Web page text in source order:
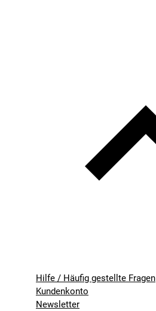
Hilfe / Häufig gestellte Fragen
Kundenkonto
Newsletter